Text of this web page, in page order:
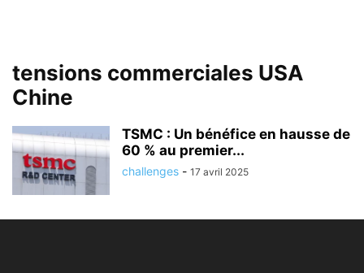
tensions commerciales USA
Chine
TSMC : Un bénéfice en hausse de
60 % au premier...
challenges - 17 avril 2025